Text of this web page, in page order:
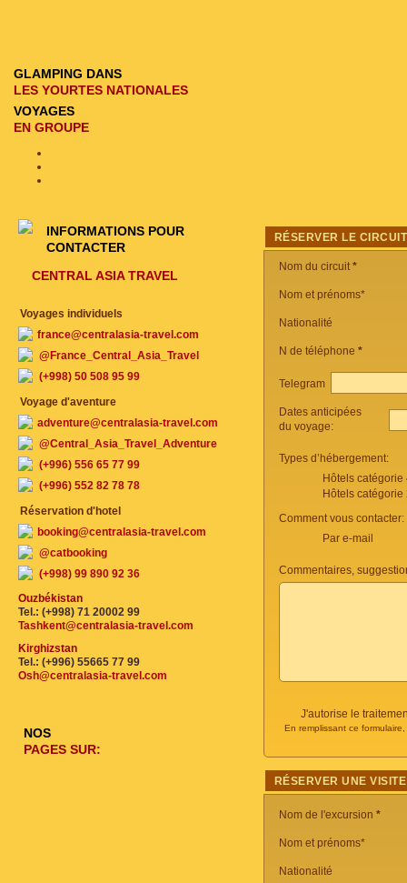
RÉSERVER LE CIRCUIT
Nom du circuit*
Nom et prénoms*
Nationalité
N de téléphone *
Telegram
Dates anticipées
du voyage:
Types d’hébergement:
Hôtels
Hôtels
Comment vous contacter:
Par e-mail
Commentaires,
J'autorise le
En remplissant ce
RÉSERVER UNE
Nom de l'excursion *
Nom et prénoms*
Nationalité
GLAMPING DANS
LES YOURTES NATIONALES
VOYAGES
EN GROUPE
INFORMATIONS POUR
CONTACTER
CENTRAL ASIA TRAVEL
Voyages individuels
france@centralasia-travel.com
@France_Central_Asia_Travel
(+998) 50 508 95 99
Voyage d'aventure
adventure@centralasia-travel.com
@Central_Asia_Travel_Adventure
(+996) 556 65 77 99
(+996) 552 82 78 78
Réservation d'hotel
booking@centralasia-travel.com
@catbooking
(+998) 99 890 92 36
Ouzbékistan
Tel.: (+998) 71 20002 99
Tashkent@centralasia-travel.com
Kirghizstan
Tel.: (+996) 55665 77 99
Osh@centralasia-travel.com
NOS
PAGES SUR: